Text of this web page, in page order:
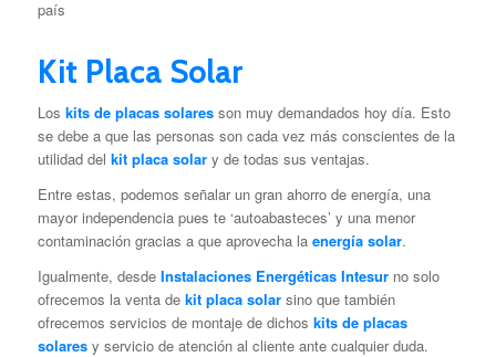
país
Kit Placa Solar
Los kits de placas solaresson muy demandados hoy día. Esto
se debe a que las personas son cada vez más conscientes de la
utilidad del kit placa solary de todas sus ventajas.
Entre estas, podemos señalar un gran ahorro de energía, una
mayor independencia pues te ‘autoabasteces’ y una menor
contaminación gracias a que aprovecha la energía solar.
Igualmente, desde Instalaciones Energéticas Intesurno solo
ofrecemos la venta de kit placa solarsino que también
ofrecemos servicios de montaje de dichos kits de placas
solares y servicio de atención al cliente ante cualquier duda.